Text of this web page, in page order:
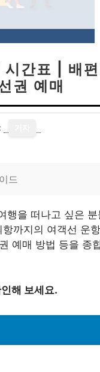
간표 | 배
권 예매
드
행을 떠나고 싶은
까지의 여객선 운
예매 방법 등을 종
해 보세요.